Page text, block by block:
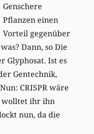
Genschere
Pflanzen einen
Vorteil gegenüber
Dann, so Die
Glyphosat. Ist es
Gentechnik,
CRISPR wäre
wolltet ihr ihn
nun, da die